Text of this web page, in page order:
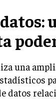
una
datos